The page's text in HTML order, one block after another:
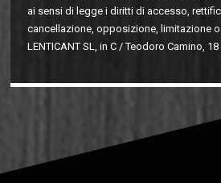
ai sensi di legge i diritti di accesso,
cancellazione, opposizione, limitazione
LENTICANT SL, in C / Teodoro Camino,